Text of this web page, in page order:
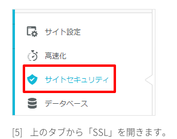
[5] 上のタブから「SSL」を開きます。